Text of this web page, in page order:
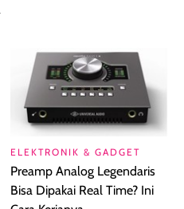
ELEKTRONIK & GADGET
Preamp Analog Legendaris
Bisa Dipakai Real Time? Ini